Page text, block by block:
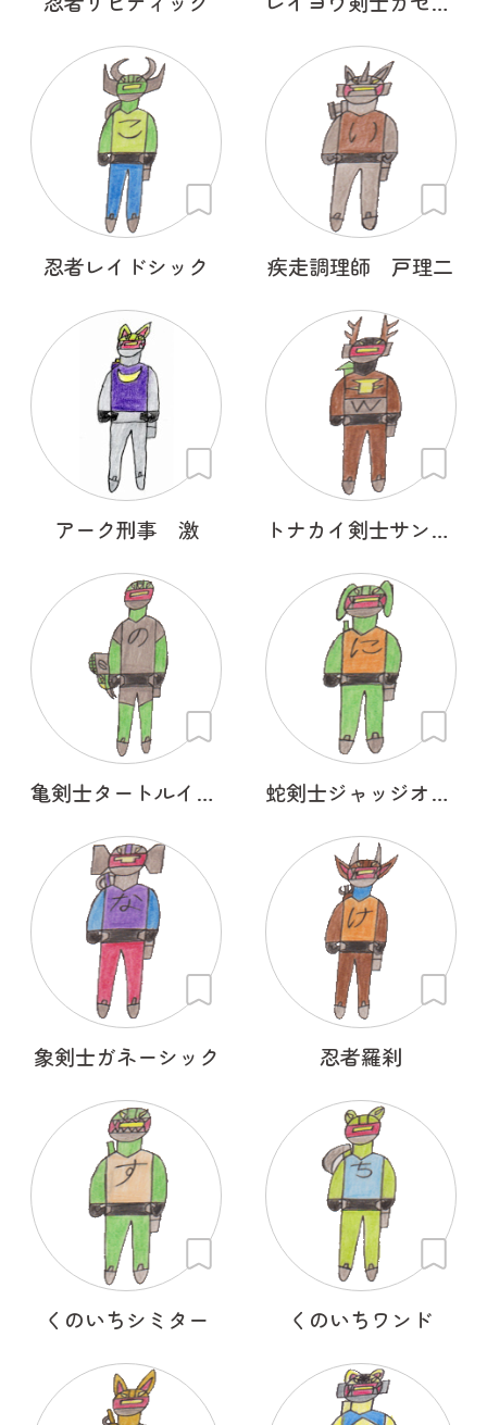
忍者レイドシック 疾走調理師 戸理二
アーク刑事 激 トナカイ剣士サンタＣＲＯＳＳ
亀剣士タートルイザー 蛇剣士ジャッジオルトロス
象剣士ガネーシック 忍者羅刹
くのいちシミター くのいちワンド